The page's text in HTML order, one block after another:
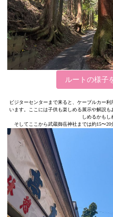
ルートの様子
ビジターセンターまで来ると、ケーブルカー
います。ここには子供も楽しめる展示や解説
しめるかもし
そしてここから武蔵御岳神社までは約15〜